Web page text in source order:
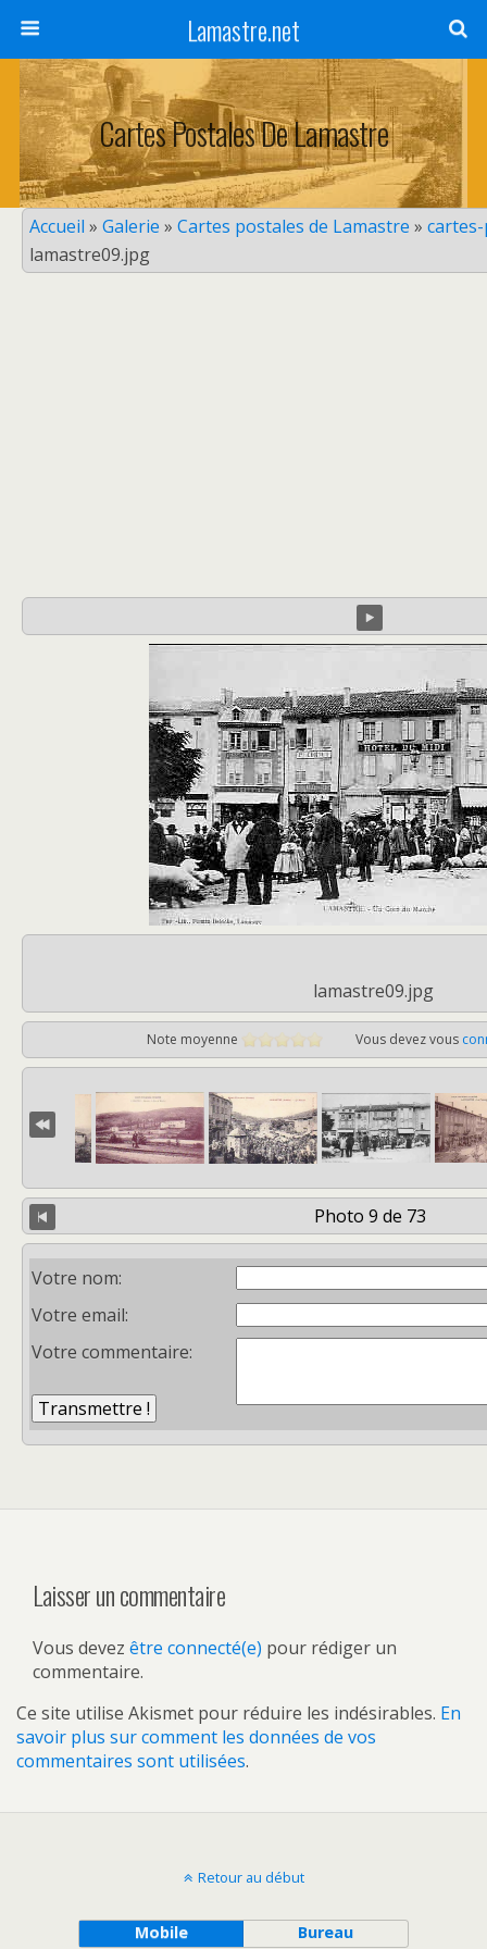
Lamastre.net
Cartes Postales De Lamastre
Accueil » Galerie » Cartes postales de Lamastre »
lamastre09.jpg
lamastre09.jpg
Note moyenne Vous devez vous
Photo 9 de 73
Votre nom:
Votre email:
Votre commentaire:
Laisser un commentaire
Vous devez être connecté(e) pour rédiger un
commentaire.
Ce site utilise Akismet pour réduire les indésirables. En
savoir plus sur comment les données de vos
commentaires sont utilisées.
Retour au début
Mobile Bureau